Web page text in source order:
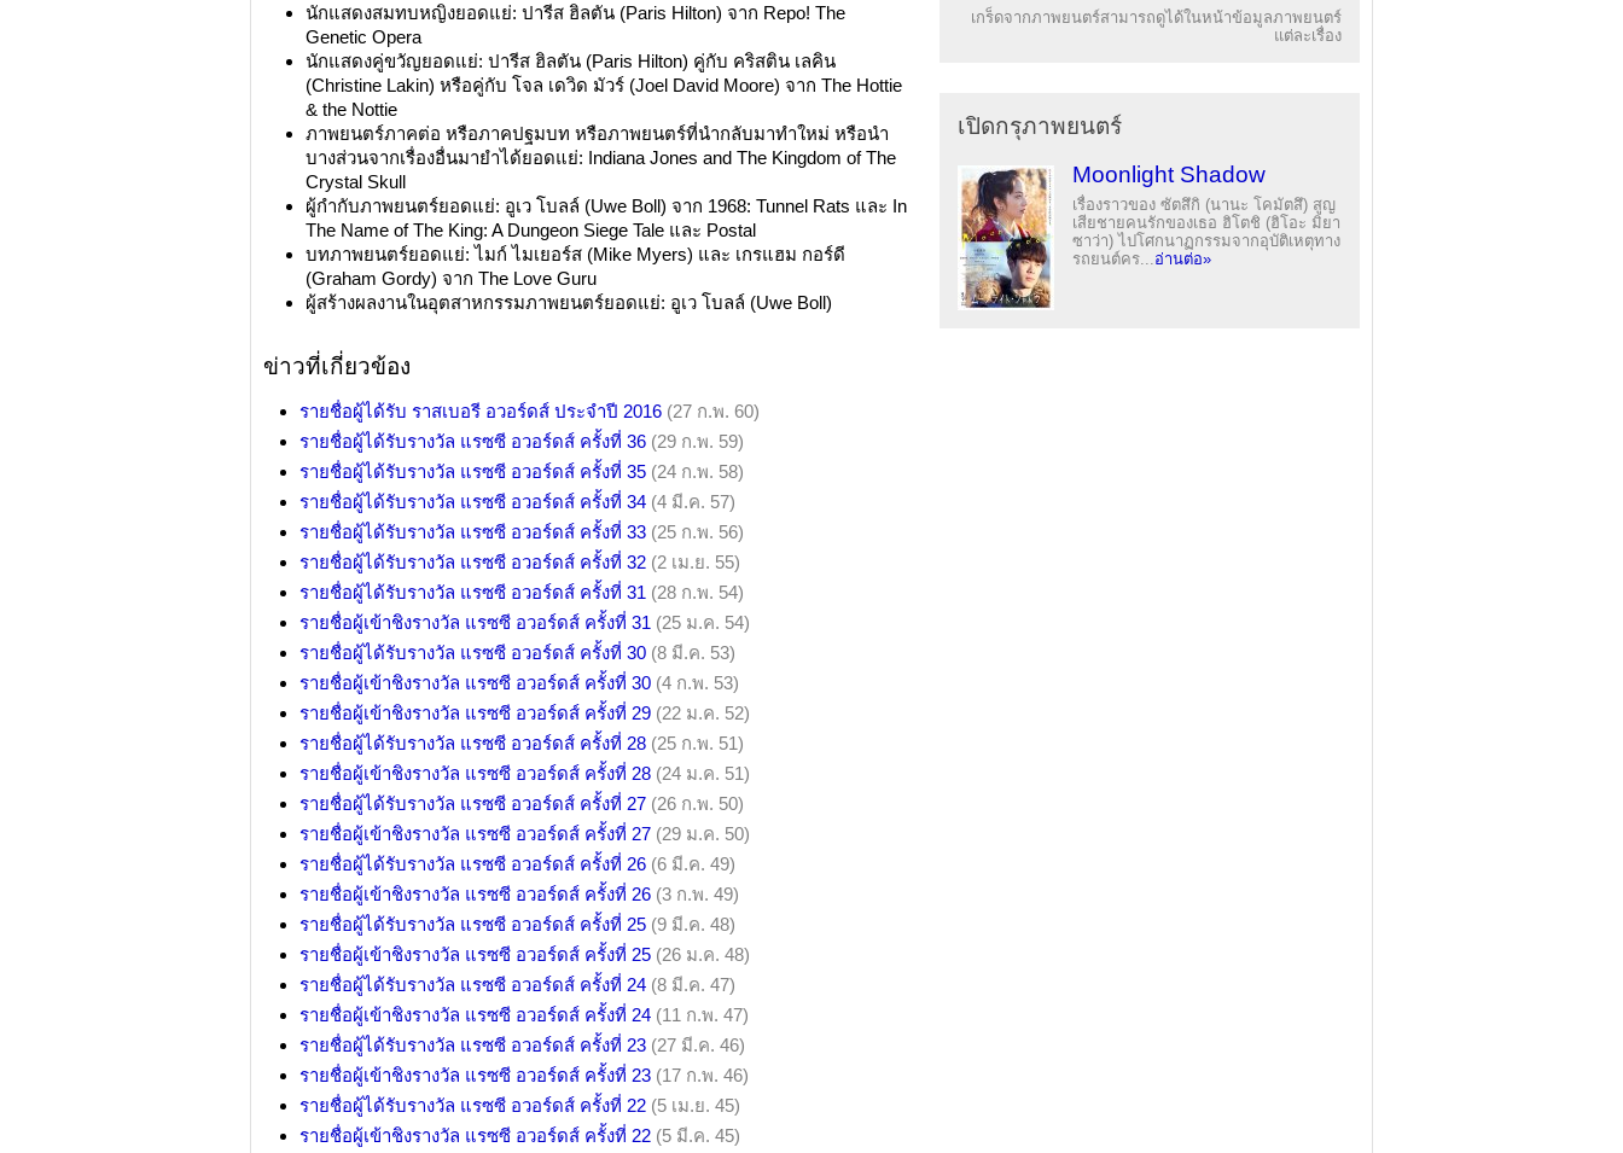
นักแสดงสมทบหญิงยอดแย่: ปารีส ฮิลตัน (Paris Hilton) จาก Repo! The
Genetic Opera
นักแสดงคู่ขวัญยอดแย่: ปารีส ฮิลตัน (Paris Hilton) คู่กับ คริสติน เลคิน
(Christine Lakin) หรือคู่กับ โจล เดวิด มัวร์ (Joel David Moore) จาก The Hottie
& the Nottie
ภาพยนตร์ภาคต่อ หรือภาคปฐมบท หรือภาพยนตร์ที่นำกลับมาทำใหม่ หรือนำ
บางส่วนจากเรื่องอื่นมายำได้ยอดแย่: Indiana Jones and The Kingdom of The
Crystal Skull
ผู้กำกับภาพยนตร์ยอดแย่: อูเว โบลล์ (Uwe Boll) จาก 1968: Tunnel Rats และ In
The Name of The King: A Dungeon Siege Tale และ Postal
บทภาพยนตร์ยอดแย่: ไมก์ ไมเยอร์ส (Mike Myers) และ เกรแฮม กอร์ดี
(Graham Gordy) จาก The Love Guru
ผู้สร้างผลงานในอุตสาหกรรมภาพยนตร์ยอดแย่: อูเว โบลล์ (Uwe Boll)
ข่าวที่เกี่ยวข้อง
รายชื่อผู้ได้รับ ราสเบอรี อวอร์ดส์ ประจำปี 2016 (27 ก.พ. 60)
รายชื่อผู้ได้รับรางวัล แรซซี อวอร์ดส์ ครั้งที่ 36 (29 ก.พ. 59)
รายชื่อผู้ได้รับรางวัล แรซซี อวอร์ดส์ ครั้งที่ 35 (24 ก.พ. 58)
รายชื่อผู้ได้รับรางวัล แรซซี อวอร์ดส์ ครั้งที่ 34 (4 มี.ค. 57)
รายชื่อผู้ได้รับรางวัล แรซซี อวอร์ดส์ ครั้งที่ 33 (25 ก.พ. 56)
รายชื่อผู้ได้รับรางวัล แรซซี อวอร์ดส์ ครั้งที่ 32 (2 เม.ย. 55)
รายชื่อผู้ได้รับรางวัล แรซซี อวอร์ดส์ ครั้งที่ 31 (28 ก.พ. 54)
รายชื่อผู้เข้าชิงรางวัล แรซซี อวอร์ดส์ ครั้งที่ 31 (25 ม.ค. 54)
รายชื่อผู้ได้รับรางวัล แรซซี อวอร์ดส์ ครั้งที่ 30 (8 มี.ค. 53)
รายชื่อผู้เข้าชิงรางวัล แรซซี อวอร์ดส์ ครั้งที่ 30 (4 ก.พ. 53)
รายชื่อผู้เข้าชิงรางวัล แรซซี อวอร์ดส์ ครั้งที่ 29 (22 ม.ค. 52)
รายชื่อผู้ได้รับรางวัล แรซซี อวอร์ดส์ ครั้งที่ 28 (25 ก.พ. 51)
รายชื่อผู้เข้าชิงรางวัล แรซซี อวอร์ดส์ ครั้งที่ 28 (24 ม.ค. 51)
รายชื่อผู้ได้รับรางวัล แรซซี อวอร์ดส์ ครั้งที่ 27 (26 ก.พ. 50)
รายชื่อผู้เข้าชิงรางวัล แรซซี อวอร์ดส์ ครั้งที่ 27 (29 ม.ค. 50)
รายชื่อผู้ได้รับรางวัล แรซซี อวอร์ดส์ ครั้งที่ 26 (6 มี.ค. 49)
รายชื่อผู้เข้าชิงรางวัล แรซซี อวอร์ดส์ ครั้งที่ 26 (3 ก.พ. 49)
รายชื่อผู้ได้รับรางวัล แรซซี อวอร์ดส์ ครั้งที่ 25 (9 มี.ค. 48)
รายชื่อผู้เข้าชิงรางวัล แรซซี อวอร์ดส์ ครั้งที่ 25 (26 ม.ค. 48)
รายชื่อผู้ได้รับรางวัล แรซซี อวอร์ดส์ ครั้งที่ 24 (8 มี.ค. 47)
รายชื่อผู้เข้าชิงรางวัล แรซซี อวอร์ดส์ ครั้งที่ 24 (11 ก.พ. 47)
รายชื่อผู้ได้รับรางวัล แรซซี อวอร์ดส์ ครั้งที่ 23 (27 มี.ค. 46)
รายชื่อผู้เข้าชิงรางวัล แรซซี อวอร์ดส์ ครั้งที่ 23 (17 ก.พ. 46)
รายชื่อผู้ได้รับรางวัล แรซซี อวอร์ดส์ ครั้งที่ 22 (5 เม.ย. 45)
รายชื่อผู้เข้าชิงรางวัล แรซซี อวอร์ดส์ ครั้งที่ 22 (5 มี.ค. 45)
เกร็ดจากภาพยนตร์สามารถดูได้ในหน้าข้อมูลภาพยนตร์
แต่ละเรื่อง
เปิดกรุภาพยนตร์
Moonlight Shadow
เรื่องราวของ ซัตสึกิ (นานะ โคมัตสึ) สูญ
เสียชายคนรักของเธอ ฮิโตชิ (ฮิโอะ มิยา
ซาว่า) ไปโศกนาฏกรรมจากอุบัติเหตุทาง
รถยนต์คร... อ่านต่อ»